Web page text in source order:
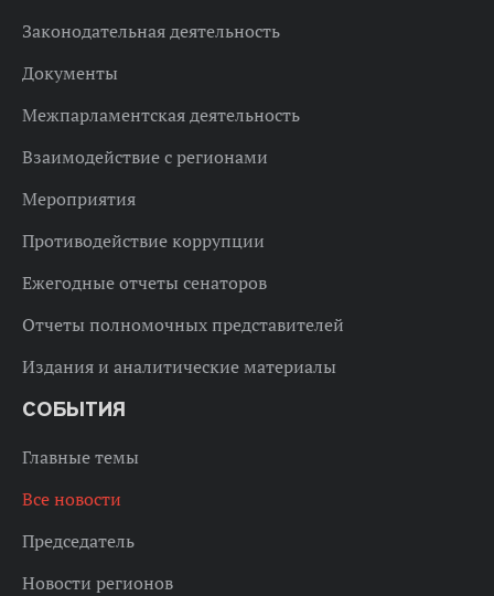
Законодательная деятельность
Документы
Межпарламентская деятельность
Взаимодействие с регионами
Мероприятия
Противодействие коррупции
Ежегодные отчеты сенаторов
Отчеты полномочных представителей
Издания и аналитические материалы
СОБЫТИЯ
Главные темы
Все новости
Председатель
Новости регионов